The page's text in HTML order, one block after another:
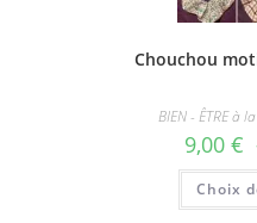
Chouchou
BIEN - ÊTRE à
9,00 €
Choix